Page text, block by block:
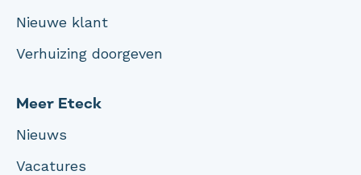
Nieuwe klant
Verhuizing doorgeven
Meer Eteck
Nieuws
Vacatures